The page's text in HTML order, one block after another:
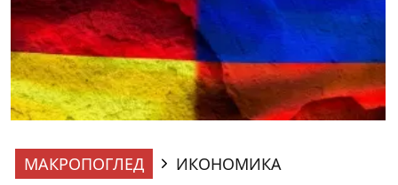
МАКРОПОГЛЕД
ИКОНОМИКА